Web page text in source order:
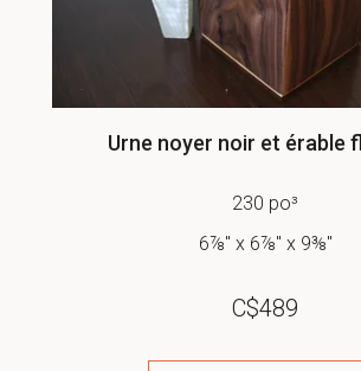
Urne noyer noir et érable
230 po³
6⅞" x 6⅞" x 9⅜"
C$489